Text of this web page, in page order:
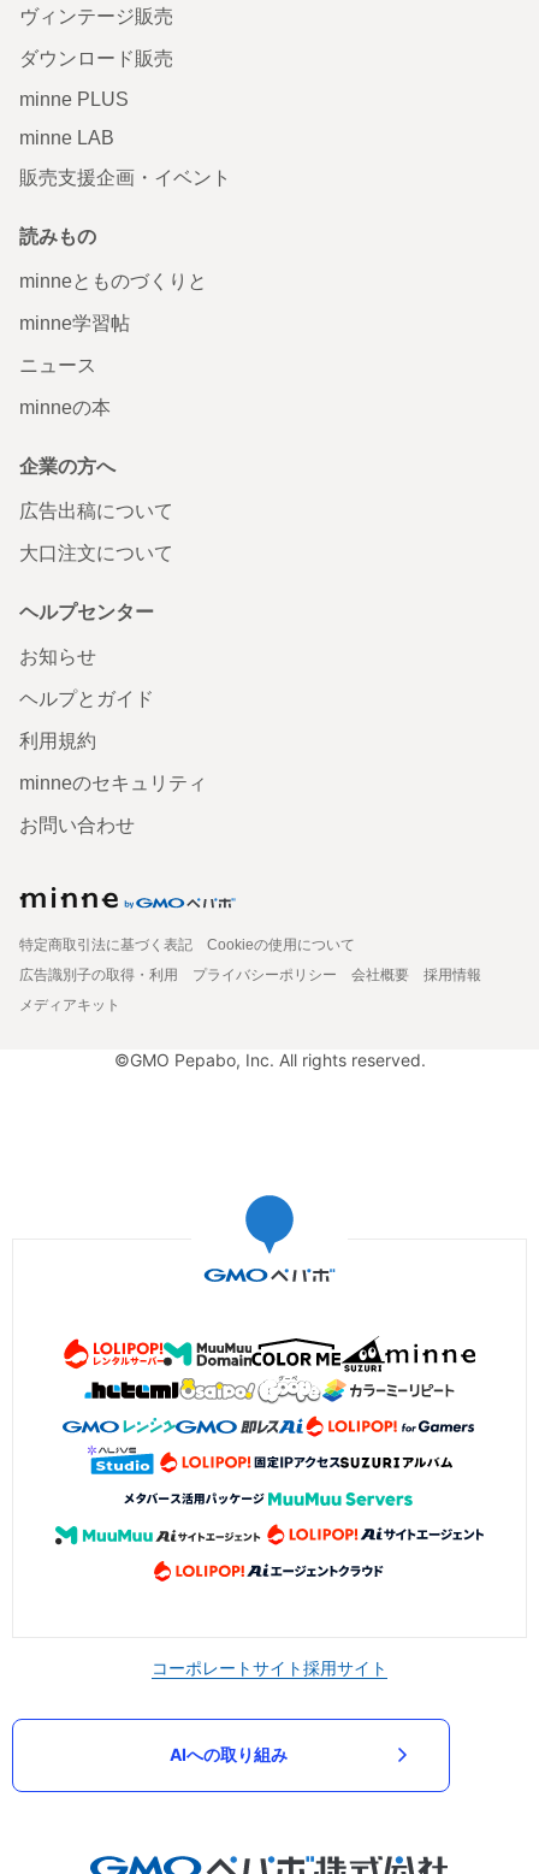
ヴィンテージ販売
ダウンロード販売
minne PLUS
minne LAB
販売支援企画・イベント
読みもの
minneとものづくりと
minne学習帖
ニュース
minneの本
企業の方へ
広告出稿について
大口注文について
ヘルプセンター
お知らせ
ヘルプとガイド
利用規約
minneのセキュリティ
お問い合わせ
特定商取引法に基づく表記
Cookieの使用について
広告識別子の取得・利用
プライバシーポリシー 会社概要
採用情報
メディアキット
©GMO Pepabo, Inc. All rights reserved.
コーポレートサイト採用サイト
AIへの取り組み